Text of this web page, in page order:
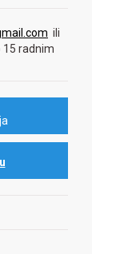
ili
15 radnim